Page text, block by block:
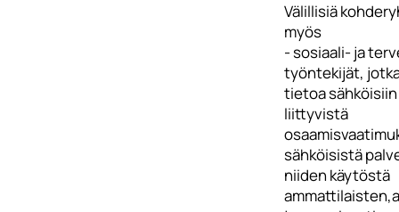
Välillisiä
myös
- sosiaali- ja
työntekijät,
tietoa
liittyvistä
sähköisistä
niiden käytöstä